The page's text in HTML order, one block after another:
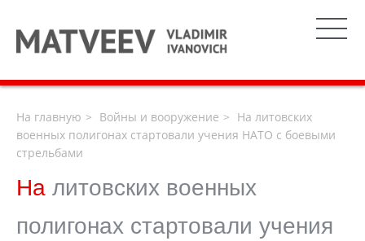
На главную Войны и вооружение
На литовских
военных полигонах стартовали учения НАТО с боевыми
стрельбами
На литовских военных
полигонах стартовали учения